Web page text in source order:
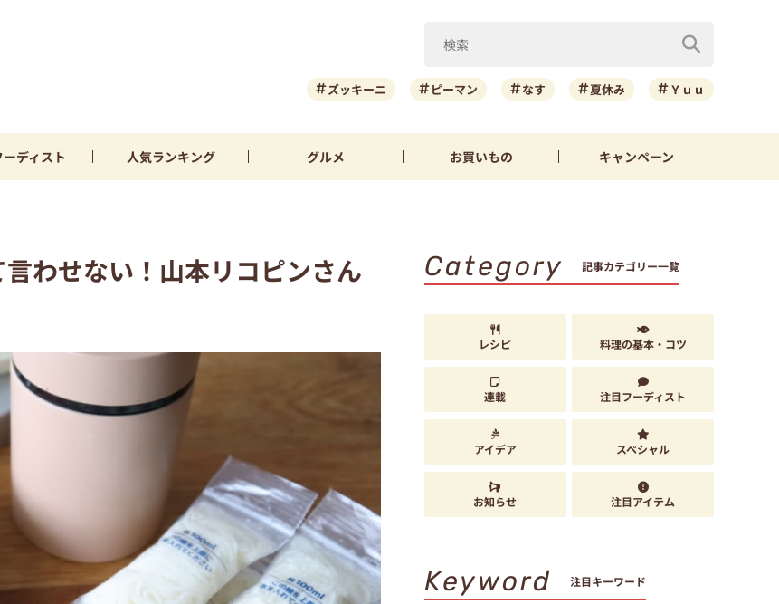
ズッキーニ ピーマン なす 夏休み Ｙｕｕ
ーディスト 人気ランキング グルメ お買いもの キャンペーン
わせない！山本リコピンさん
Category 記事カテゴリー一覧
レシピ 料理の基本・コツ
連載 注目フーディスト
アイデア スペシャル
お知らせ 注目アイテム
Keyword 注目キーワード